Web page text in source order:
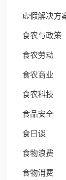
虚假解决方
食农与政策
食农劳动
食农商业
食农科技
食品安全
食日谈
食物浪费
食物消费